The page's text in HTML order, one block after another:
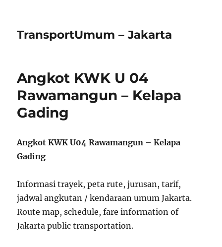
TransportUmum – Jakarta
Angkot KWK U 04
Rawamangun – Kelapa
Gading
Angkot KWK U04 Rawamangun – Kelapa
Gading
Informasi trayek, peta rute, jurusan, tarif,
jadwal angkutan / kendaraan umum Jakarta.
Route map, schedule, fare information of
Jakarta public transportation.